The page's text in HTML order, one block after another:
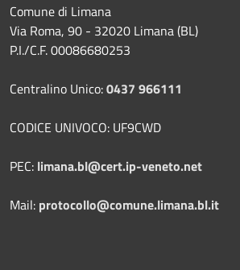
Comune di Limana
Via Roma, 90 - 32020 Limana (BL)
P.I./C.F. 00086680253
Centralino Unico:0437 966111
CODICE UNIVOCO: UF9CWD
PEC: limana.bl@cert.ip-veneto.net
Mail: protocollo@comune.limana.bl.it